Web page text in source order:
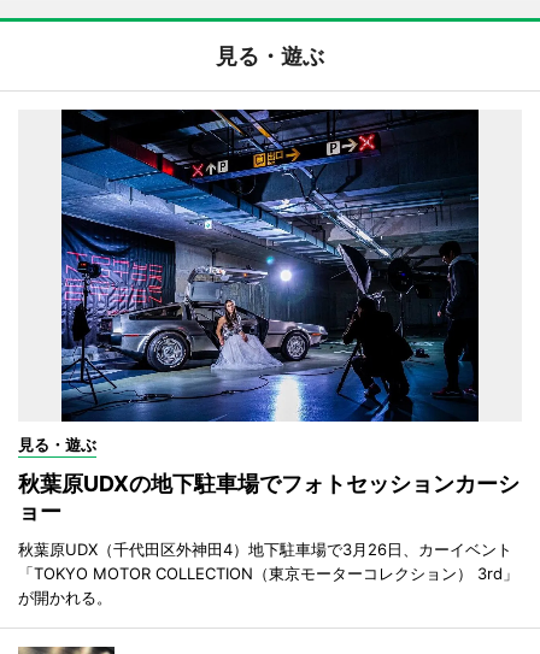
見る・遊ぶ
見る・遊ぶ
秋葉原UDXの地下駐車場でフォトセッションカーシ
ョー
秋葉原UDX（千代田区外神田4）地下駐車場で3月26日、カーイベント
「TOKYO MOTOR COLLECTION（東京モーターコレクション） 3rd」
が開かれる。